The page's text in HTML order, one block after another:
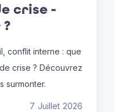
crise -
conflit interne : que
crise ? Découvrez
surmonter.
7 Juillet 2026